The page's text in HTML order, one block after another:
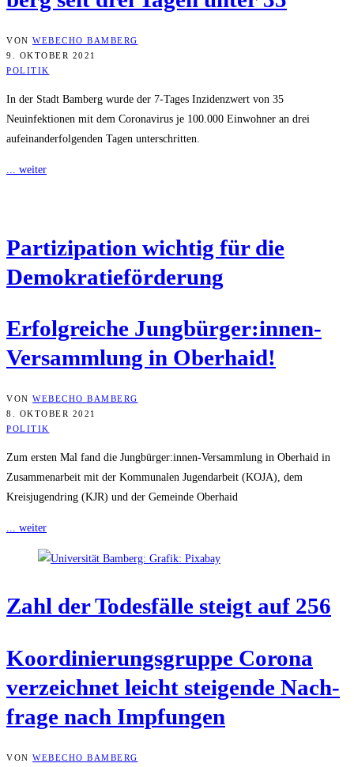
VON WEBECHO BAMBERG
9. OKTOBER 2021
POLITIK
In der Stadt Bamberg wurde der 7-Tages Inzidenzwert von 35
Neuinfektionen mit dem Coronavirus je 100.000 Einwohner an drei
aufeinanderfolgenden Tagen unterschritten.
... weiter
Par­ti­zi­pa­ti­on wich­tig für die
Demokratieförderung
Erfolg­rei­che Jungbürger:innen-
Versammlung in Oberhaid!
VON WEBECHO BAMBERG
8. OKTOBER 2021
POLITIK
Zum ersten Mal fand die Jungbürger:innen-Versammlung in Oberhaid in
Zusammenarbeit mit der Kommunalen Jugendarbeit (KOJA), dem
Kreisjugendring (KJR) und der Gemeinde Oberhaid
... weiter
Zahl der Todes­fäl­le steigt auf 256
Koor­di­nie­rungs­grup­pe Coro­na
ver­zeich­net leicht stei­gen­de Nach­
fra­ge nach Impfungen
VON WEBECHO BAMBERG